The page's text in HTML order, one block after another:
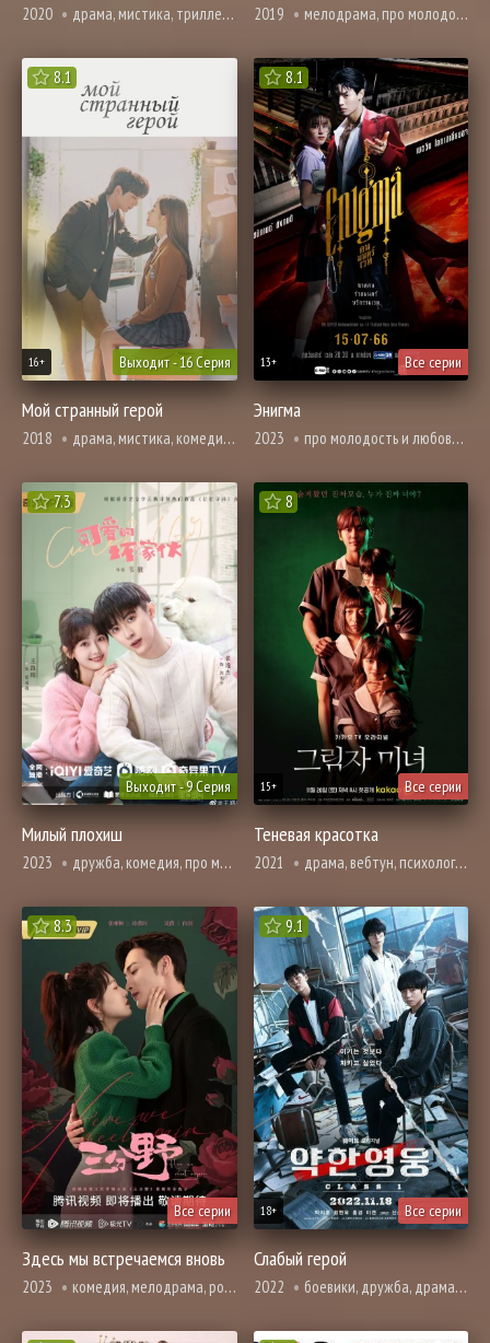
2020 драма, мистика, триллер, про школу и школьников 2019 мелодрама, про молодость и любовь, романтика, про школу и школьников
8.1
Выходит - 16 Серия
16+
Мой странный герой
2018 драма, мистика, комедия, мелодрама, про молодость и любовь, романтика, про школу и школьников
8.1
Все серии
13+
Энигма
2023 про молодость и любовь, про призраков, демонов и сверхъестественное, ужасы, про школу и школьников
7.3
Выходит - 9 Серия
Милый плохиш
2023 дружба, комедия, про молодость и любовь, романтика, про школу и школьников
8
Все серии
15+
Теневая красотка
2021 драма, вебтун, психология, романтика, триллер, про школу и школьников
8.3
Все серии
Здесь мы встречаемся вновь
2023 комедия, мелодрама, романтика, про школу и школьников
9.1
Все серии
18+
Слабый герой
2022 боевики, дружба, драма, криминал, про молодость и любовь, броманс, вебтун, про школу и школьников